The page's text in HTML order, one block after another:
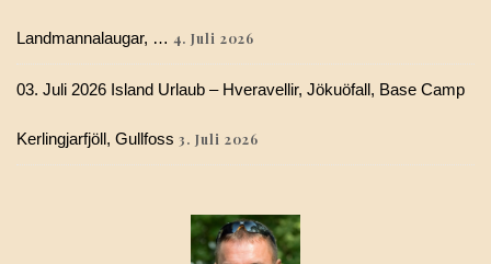
Landmannalaugar, … 4. Juli 2026
03. Juli 2026 Island Urlaub – Hveravellir, Jökuöfall, Base Camp
Kerlingjarfjöll, Gullfoss 3. Juli 2026